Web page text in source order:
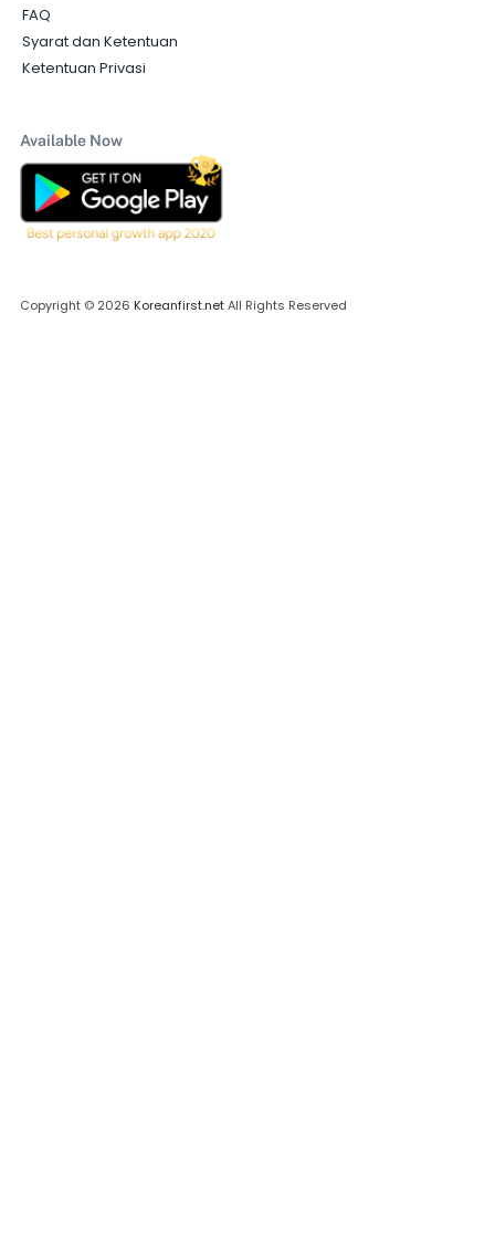
FAQ
Syarat dan Ketentuan
Ketentuan Privasi
Available Now
Copyright © 2026 Koreanfirst.netAll Rights Reserved